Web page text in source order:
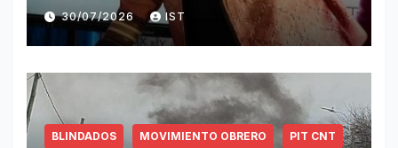
30/07/2026 IST
BLINDADOS MOVIMIENTO OBRERO PIT CNT